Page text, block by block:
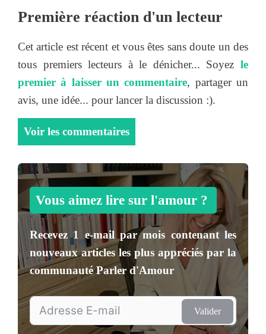
Première réaction d'un lecteur
Cet article est récent et vous êtes sans doute un des
tous premiers lecteurs à le dénicher... Soyez le
premier à laisser un commentaire, partager un
avis, une idée... pour lancer la discussion :).
Voir les commentaires
Vous aimez lire sur l'amour ?
Recevez1 e-mail par mois contenant les
nouveaux articles les plus appréciés par la
communautéParler d'Amour
Valider